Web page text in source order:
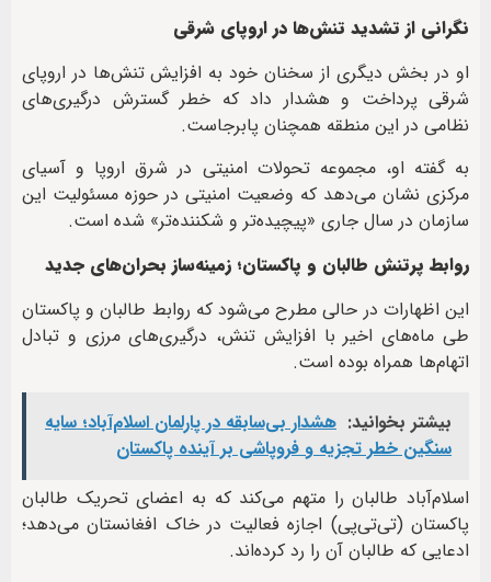
نگرانی از تشدید تنش‌ها در اروپای شرقی
او در بخش دیگری از سخنان خود به افزایش تنش‌ها در اروپای
شرقی پرداخت و هشدار داد که خطر گسترش درگیری‌های
نظامی در این منطقه همچنان پابرجاست.
به گفته او، مجموعه تحولات امنیتی در شرق اروپا و آسیای
مرکزی نشان می‌دهد که وضعیت امنیتی در حوزه مسئولیت این
سازمان در سال جاری «پیچیده‌تر و شکننده‌تر» شده است.
روابط پرتنش طالبان و پاکستان؛ زمینه‌ساز بحران‌های جدید
این اظهارات در حالی مطرح می‌شود که روابط طالبان و پاکستان
طی ماه‌های اخیر با افزایش تنش، درگیری‌های مرزی و تبادل
اتهام‌ها همراه بوده است.
بیشتر بخوانید: هشدار بی‌سابقه در پارلمان اسلام‌آباد؛ سایه
سنگین خطر تجزیه و فروپاشی بر آینده پاکستان
اسلام‌آباد طالبان را متهم می‌کند که به اعضای تحریک طالبان
پاکستان (تی‌تی‌پی) اجازه فعالیت در خاک افغانستان می‌دهد؛
ادعایی که طالبان آن را رد کرده‌اند.